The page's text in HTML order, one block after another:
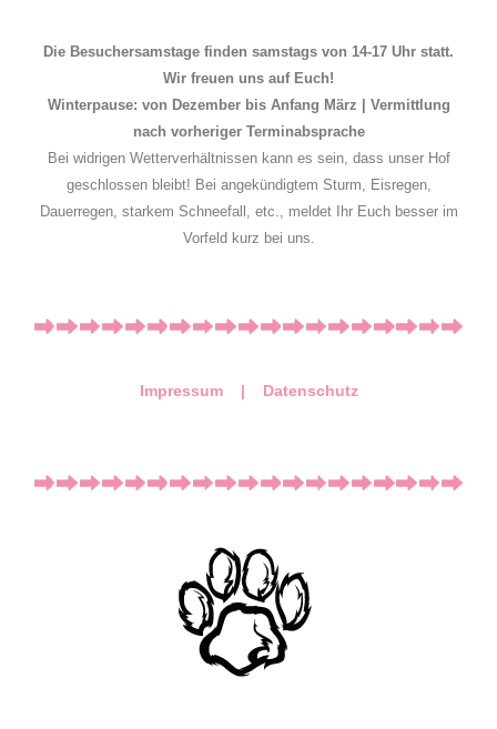
Die Besuchersamstage finden samstags von 14-17 Uhr statt.
Wir freuen uns auf Euch!
Winterpause: von Dezember bis Anfang März | Vermittlung
nach vorheriger Terminabsprache
Bei widrigen Wetterverhältnissen kann es sein, dass unser Hof
geschlossen bleibt! Bei angekündigtem Sturm, Eisregen,
Dauerregen, starkem Schneefall, etc., meldet Ihr Euch besser im
Vorfeld kurz bei uns.
Impressum | Datenschutz